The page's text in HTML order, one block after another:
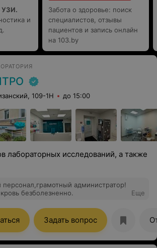
УЗИ.
и
Забота о здоровье: поиск
специалистов, отзывы
пациентов и запись онлайн
на 103.by
109-1Н до 15:00
лабораторных исследований, а также
персонал,грамотный администратор!
безболезненно.
Еще
Задать вопрос